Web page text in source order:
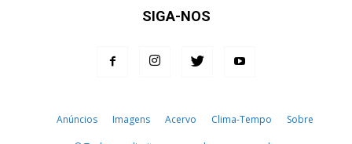
SIGA-NOS
Anúncios Imagens Acervo Clima-Tempo Sobre